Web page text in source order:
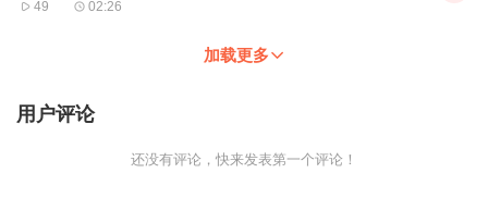
49 02:26
加载更多
用户评论
还没有评论，快来发表第一个评论！